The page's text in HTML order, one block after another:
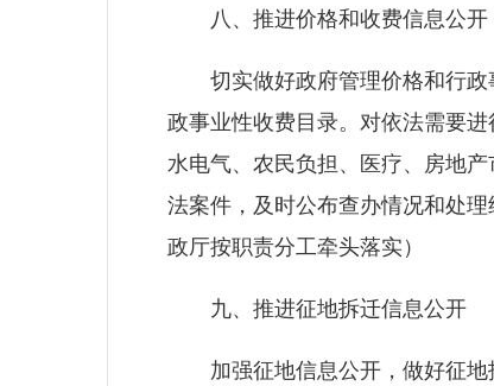
八、推进价格和收费信息公开
切实做好政府管理价格和行政
政事业性收费目录。对依法需要
水电气、农民负担、医疗、房地
法案件，及时公布查办情况和处
政厅按职责分工牵头落实）
九、推进征地拆迁信息公开
加强征地信息公开，做好征地